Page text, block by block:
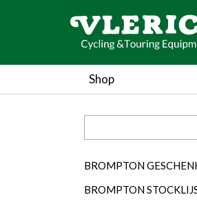
Shop
Categorieën
BROMPTON
BROMPTON